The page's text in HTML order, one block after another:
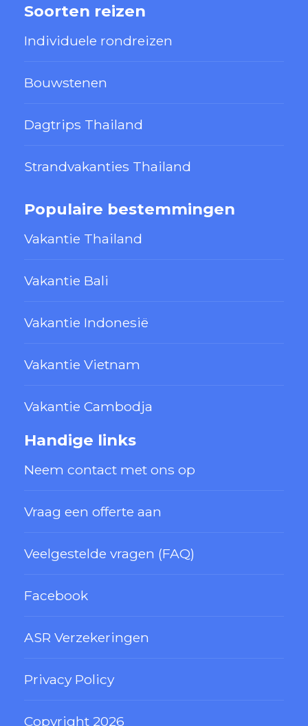
Soorten reizen
Individuele rondreizen
Bouwstenen
Dagtrips Thailand
Strandvakanties Thailand
Populaire bestemmingen
Vakantie Thailand
Vakantie Bali
Vakantie Indonesië
Vakantie Vietnam
Vakantie Cambodja
Handige links
Neem contact met ons op
Vraag een offerte aan
Veelgestelde vragen (FAQ)
Facebook
ASR Verzekeringen
Privacy Policy
Copyright 2026